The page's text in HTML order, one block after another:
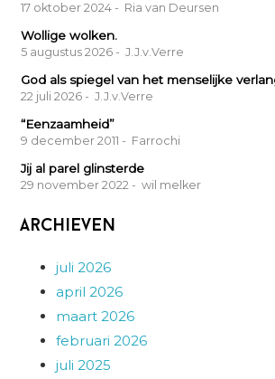
17 oktober 2024 - Ria van Deursen
Wollige wolken.
5 augustus 2026 - J.J.v.Verre
God als spiegel van het menselijke
22 juli 2026 - J.J.v.Verre
“Eenzaamheid”
9 december 2011 - Farrochi
Jij al parel glinsterde
29 november 2022 - wil melker
Archieven
juli 2026
april 2026
maart 2026
februari 2026
juli 2025